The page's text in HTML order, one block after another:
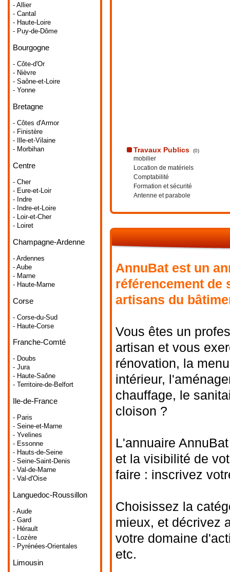
- Allier
- Cantal
- Haute-Loire
- Puy-de-Dôme
Bourgogne
- Côte-d'Or
- Nièvre
- Saône-et-Loire
- Yonne
Bretagne
- Côtes d'Armor
- Finistère
- Ille-et-Vilaine
- Morbihan
Centre
- Cher
- Eure-et-Loir
- Indre
- Indre-et-Loire
- Loir-et-Cher
- Loiret
Champagne-Ardenne
- Ardennes
- Aube
- Marne
- Haute-Marne
Corse
- Corse-du-Sud
- Haute-Corse
Franche-Comté
- Doubs
- Jura
- Haute-Saône
- Territoire-de-Belfort
Ile-de-France
- Paris
- Seine-et-Marne
- Yvelines
- Essonne
- Hauts-de-Seine
- Seine-Saint-Denis
- Val-de-Marne
- Val-d'Oise
Languedoc-Roussillon
- Aude
- Gard
- Hérault
- Lozère
- Pyrénées-Orientales
Limousin
Travaux Publics (0)
mobilier
Location de matériels
Comptabilité
Formation et sécurité
Antenne et parabole
AnnuBat est un
référencement de
artisans du
Vous êtes un
artisan et vous
rénovation, la
intérieur,
chauffage, le
cloison ?
L'annuaire
et la visibilité de
faire : inscrivez
Choisissez la
mieux, et décrivez
votre domaine
etc.